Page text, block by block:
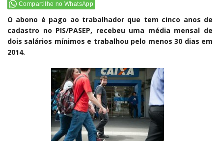
Compartilhe no WhatsApp
O abono é pago ao trabalhador que tem cinco anos de
cadastro no PIS/PASEP, recebeu uma média mensal de
dois salários mínimos e trabalhou pelo menos 30 dias em
2014.